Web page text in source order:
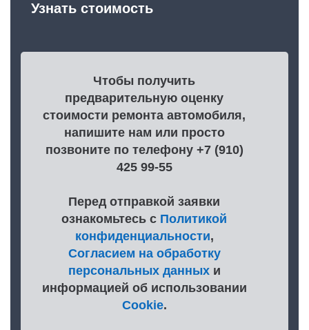
Узнать стоимость
Чтобы получить
предварительную оценку
стоимости ремонта автомобиля,
напишите нам или просто
позвоните по телефону +7 (910)
425 99-55
Перед отправкой заявки
ознакомьтесь с Политикой
конфиденциальности,
Согласием на обработку
персональных данныхи
информацией об использовании
Cookie.